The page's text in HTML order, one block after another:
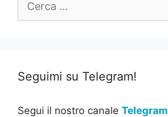
Seguimi su Telegram!
Segui il nostro canale Telegram